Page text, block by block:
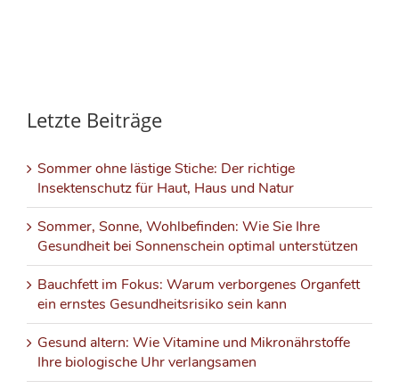
Letzte Beiträge
Sommer ohne lästige Stiche: Der richtige
Insektenschutz für Haut, Haus und Natur
Sommer, Sonne, Wohlbefinden: Wie Sie Ihre
Gesundheit bei Sonnenschein optimal unterstützen
Bauchfett im Fokus: Warum verborgenes Organfett
ein ernstes Gesundheitsrisiko sein kann
Gesund altern: Wie Vitamine und Mikronährstoffe
Ihre biologische Uhr verlangsamen